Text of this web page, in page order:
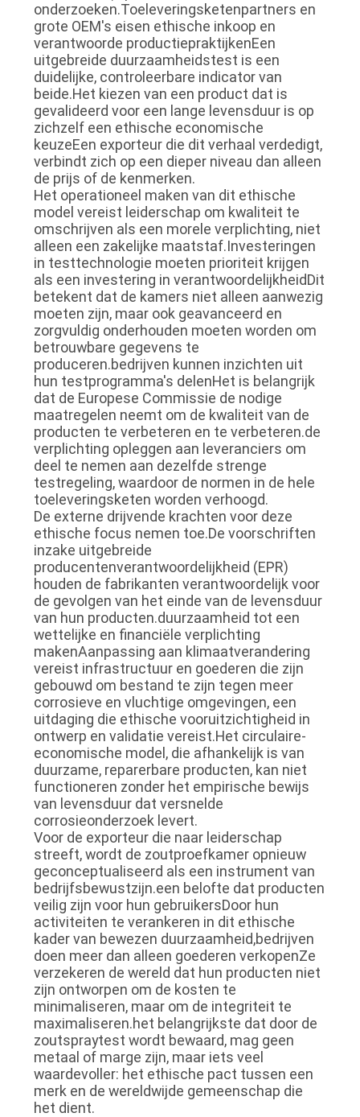
onderzoeken.Toeleveringsketenpartners en
grote OEM's eisen ethische inkoop en
verantwoorde productiepraktijkenEen
uitgebreide duurzaamheidstest is een
duidelijke, controleerbare indicator van
beide.Het kiezen van een product dat is
gevalideerd voor een lange levensduur is op
zichzelf een ethische economische
keuzeEen exporteur die dit verhaal verdedigt,
verbindt zich op een dieper niveau dan alleen
de prijs of de kenmerken.
Het operationeel maken van dit ethische
model vereist leiderschap om kwaliteit te
omschrijven als een morele verplichting, niet
alleen een zakelijke maatstaf.Investeringen
in testtechnologie moeten prioriteit krijgen
als een investering in verantwoordelijkheidDit
betekent dat de kamers niet alleen aanwezig
moeten zijn, maar ook geavanceerd en
zorgvuldig onderhouden moeten worden om
betrouwbare gegevens te
produceren.bedrijven kunnen inzichten uit
hun testprogramma's delenHet is belangrijk
dat de Europese Commissie de nodige
maatregelen neemt om de kwaliteit van de
producten te verbeteren en te verbeteren.de
verplichting opleggen aan leveranciers om
deel te nemen aan dezelfde strenge
testregeling, waardoor de normen in de hele
toeleveringsketen worden verhoogd.
De externe drijvende krachten voor deze
ethische focus nemen toe.De voorschriften
inzake uitgebreide
producentenverantwoordelijkheid (EPR)
houden de fabrikanten verantwoordelijk voor
de gevolgen van het einde van de levensduur
van hun producten.duurzaamheid tot een
wettelijke en financiële verplichting
makenAanpassing aan klimaatverandering
vereist infrastructuur en goederen die zijn
gebouwd om bestand te zijn tegen meer
corrosieve en vluchtige omgevingen, een
uitdaging die ethische vooruitzichtigheid in
ontwerp en validatie vereist.Het circulaire-
economische model, die afhankelijk is van
duurzame, reparerbare producten, kan niet
functioneren zonder het empirische bewijs
van levensduur dat versnelde
corrosieonderzoek levert.
Voor de exporteur die naar leiderschap
streeft, wordt de zoutproefkamer opnieuw
geconceptualiseerd als een instrument van
bedrijfsbewustzijn.een belofte dat producten
veilig zijn voor hun gebruikersDoor hun
activiteiten te verankeren in dit ethische
kader van bewezen duurzaamheid,bedrijven
doen meer dan alleen goederen verkopenZe
verzekeren de wereld dat hun producten niet
zijn ontworpen om de kosten te
minimaliseren, maar om de integriteit te
maximaliseren.het belangrijkste dat door de
zoutspraytest wordt bewaard, mag geen
metaal of marge zijn, maar iets veel
waardevoller: het ethische pact tussen een
merk en de wereldwijde gemeenschap die
het dient.